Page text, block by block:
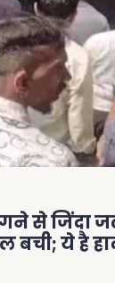
से जिंदा
बची; ये है